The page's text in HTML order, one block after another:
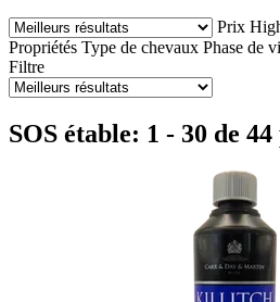
Prix
Propriétés Type de chevaux Phase de
Filtre
SOS étable: 1 - 30 de